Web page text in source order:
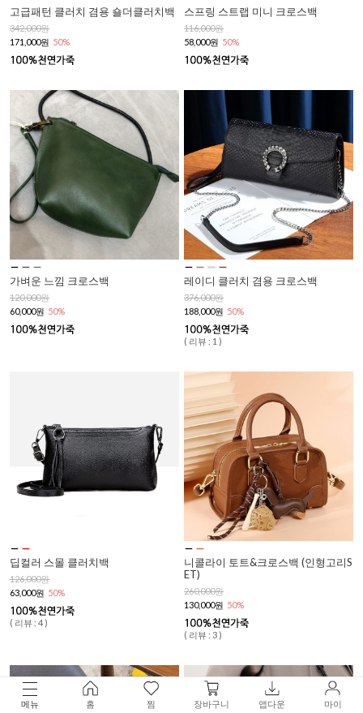
고급패턴 클러치 겸용 숄더클러치백
342,000원
171,000원 50%
스프링 스트랩 미니 크로스백
116,000원
58,000원 50%
가벼운 느낌 크로스백
120,000원
60,000원 50%
레이디 클러치 겸용 크로스백
376,000원
188,000원 50%
( 리뷰 : 1 )
딥컬러 스몰 클러치백
126,000원
63,000원 50%
( 리뷰 : 4 )
니콜라이 토트&크로스백 (인형고리S
ET)
260,000원
130,000원 50%
( 리뷰 : 3 )
메뉴 홈 찜 장바구니 앱다운 마이